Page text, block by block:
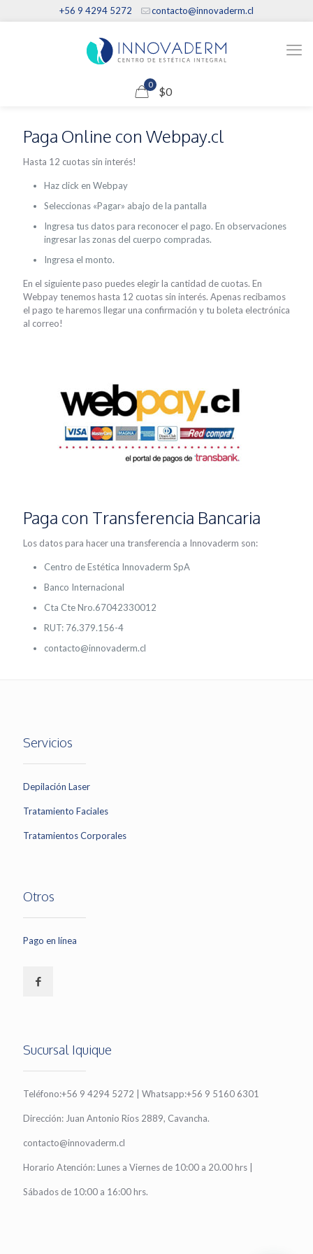
+56 9 4294 5272 contacto@innovaderm.cl
0
$0
Paga Online con Webpay.cl
Hasta 12 cuotas sin interés!
Haz click en Webpay
Seleccionas «Pagar» abajo de la pantalla
Ingresa tus datos para reconocer el pago. En observaciones
ingresar las zonas del cuerpo compradas.
Ingresa el monto.
En el siguiente paso puedes elegir la cantidad de cuotas. En
Webpay tenemos hasta 12 cuotas sin interés. Apenas recibamos
el pago te haremos llegar una confirmación y tu boleta electrónica
al correo!
Paga con Transferencia Bancaria
Los datos para hacer una transferencia a Innovaderm son:
Centro de Estética Innovaderm SpA
Banco Internacional
Cta Cte Nro.67042330012
RUT: 76.379.156-4
contacto@innovaderm.cl
Servicios
Depilación Laser
Tratamiento Faciales
Tratamientos Corporales
Otros
Pago en línea
Sucursal Iquique
Teléfono:+56 9 4294 5272 | Whatsapp:+56 9 5160 6301
Dirección: Juan Antonio Ríos 2889, Cavancha.
contacto@innovaderm.cl
Horario Atención: Lunes a Viernes de 10:00 a 20.00 hrs |
Sábados de 10:00 a 16:00 hrs.